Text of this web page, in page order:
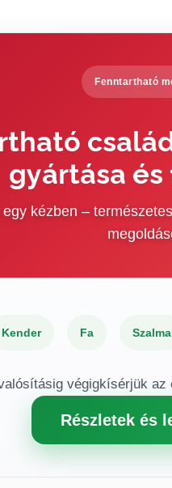
Fenntartható
gyártása
kézben –
Kender Fa Szalma
végigkísérjük
Részletek és